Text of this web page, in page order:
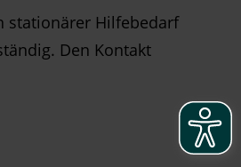
stationärer Hilfebedarf
Den Kontakt